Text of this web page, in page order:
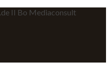
II Bo Mediaconsult